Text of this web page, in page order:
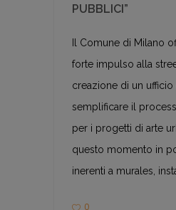
PUBBLICI”
Il Comune di Milano
forte impulso alla
creazione di un
semplificare il
per i progetti di arte
questo momento in
inerenti a murales,
0